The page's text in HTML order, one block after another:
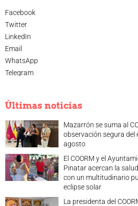
Facebook
Twitter
LinkedIn
Email
WhatsApp
Telegram
Últimas noticias
Mazarrón se suma al
observación segura del
agosto
El COORM y el
Pinatar acercan la
con un multitudinario
eclipse solar
La presidenta del